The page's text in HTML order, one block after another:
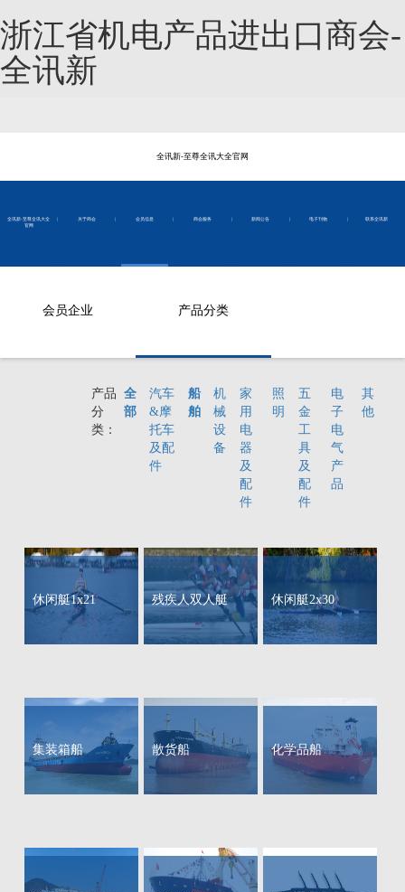
浙江省机电产品进出口商会-
全讯新
全讯新-至尊全讯大全官网
全讯新-至尊全讯大全
官网
| 关于商会 | 会员信息 | 商会服务 | 新闻公告 | 电子刊物 | 联系全讯新
会员企业 产品分类
产品
分
类：
全
部
汽车
&摩
托车
及配
件
船
舶
机
械
设
备
家
用
电
器
及
配
件
照
明
五
金
工
具
及
配
件
电
子
电
气
产
品
其
他
休闲艇1x21 残疾人双人艇 休闲艇2x30
集装箱船 散货船 化学品船